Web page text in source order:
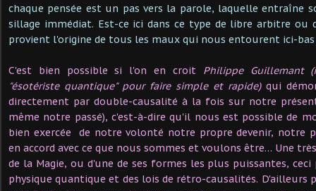
chaque pensée est un pas vers la parole, laquelle entraîne
sillage immédiat. Est-ce ici dans ce type de libre arbitre ou
provient l'origine de tous les maux qui nous entourent ici-bas
C'est bien possible si l'on en croit Philippe Guillemant
"ésotériste quantique" pour faire simple et rapide)qui
directement par double-causalité à la fois sur notre
même notre passé), c'est-à-dire qu'il nous est possible de
bien exercée de notre volonté notre propre devenir, notre
en accord avec ce que nous sommes et voulons être… Une
de la Magie, ou d'une de ses formes les plus puissantes,
physique quantique et des lois de rétro-causalités. D'ailleurs